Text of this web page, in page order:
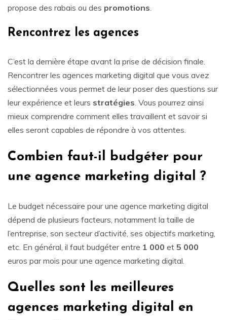
propose des rabais ou des promotions.
Rencontrez les agences
C’est la dernière étape avant la prise de décision finale.
Rencontrer les agences marketing digital que vous avez
sélectionnées vous permet de leur poser des questions sur
leur expérience et leurs stratégies. Vous pourrez ainsi
mieux comprendre comment elles travaillent et savoir si
elles seront capables de répondre à vos attentes.
Combien faut-il budgéter pour
une agence marketing digital ?
Le budget nécessaire pour une agence marketing digital
dépend de plusieurs facteurs, notamment la taille de
l’entreprise, son secteur d’activité, ses objectifs marketing,
etc. En général, il faut budgéter entre 1 000 et 5 000
euros par mois pour une agence marketing digital.
Quelles sont les meilleures
agences marketing digital en